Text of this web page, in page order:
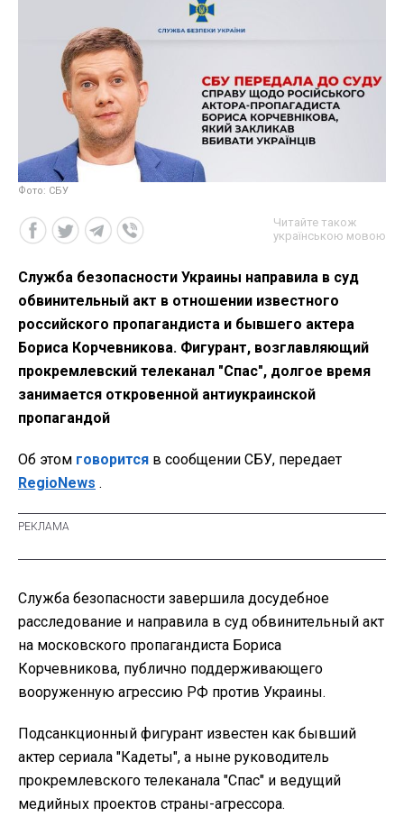
Фото: СБУ
Читайте також
українською мовою
Служба безопасности Украины направила в суд
обвинительный акт в отношении известного
российского пропагандиста и бывшего актера
Бориса Корчевникова. Фигурант, возглавляющий
прокремлевский телеканал "Спас", долгое время
занимается откровенной антиукраинской
пропагандой
Об этом говорится в сообщении СБУ, передает
RegioNews .
Служба безопасности завершила досудебное
расследование и направила в суд обвинительный акт
на московского пропагандиста Бориса
Корчевникова, публично поддерживающего
вооруженную агрессию РФ против Украины.
Подсанкционный фигурант известен как бывший
актер сериала "Кадеты", а ныне руководитель
прокремлевского телеканала "Спас" и ведущий
медийных проектов страны-агрессора.